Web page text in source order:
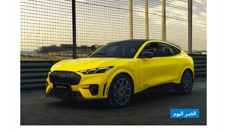
الخبر اليوم